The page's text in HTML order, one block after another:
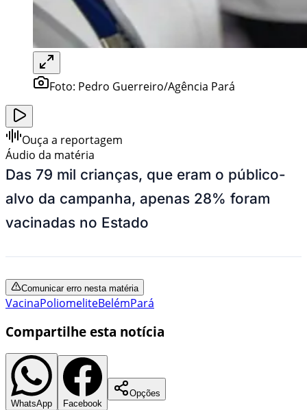
Foto: Pedro Guerreiro/Agência Pará
Ouça a reportagem
Áudio da matéria
Das 79 mil crianças, que eram o público-
alvo da campanha, apenas 28% foram
vacinadas no Estado
Comunicar erro nesta matéria
VacinaPoliomeliteBelémPará
Compartilhe esta notícia
WhatsApp Facebook
Opções